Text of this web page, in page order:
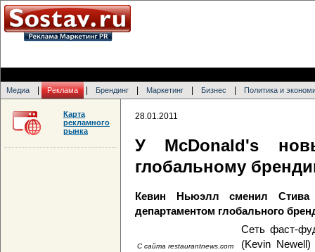
Медиа Реклама Брендинг Маркетинг Бизнес Политика и
28.01.2011
У McDonald's
глобальному
Кевин Ньюэлл сменил Стива
департаментом глобального
С сайта restaurantnews.com
Сеть фаст-
(Kevin Newell)
Карта
рекламного
рынка